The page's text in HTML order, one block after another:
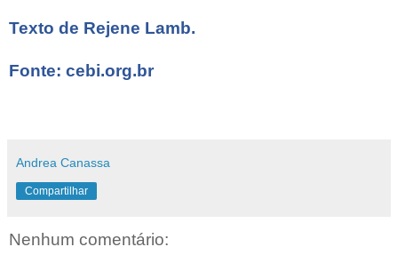
Texto de Rejene Lamb.
Fonte: cebi.org.br
Andrea Canassa
Compartilhar
Nenhum comentário: